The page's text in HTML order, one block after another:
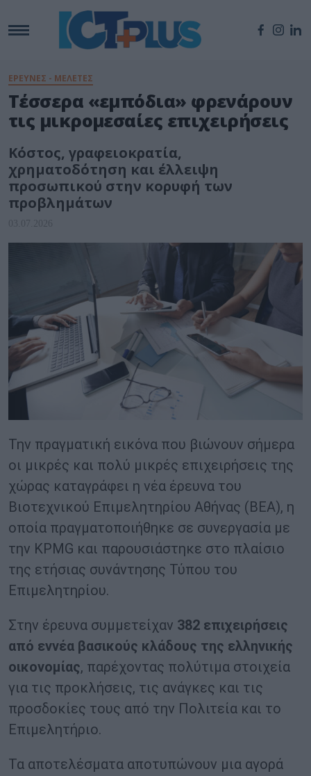
ΕΡΕΥΝΕΣ - ΜΕΛΕΤΕΣ
Τέσσερα «εμπόδια» φρενάρουν
τις μικρομεσαίες επιχειρήσεις
Κόστος, γραφειοκρατία,
χρηματοδότηση και έλλειψη
προσωπικού στην κορυφή των
προβλημάτων
03.07.2026
Την πραγματική εικόνα που βιώνουν σήμερα
οι μικρές και πολύ μικρές επιχειρήσεις της
χώρας καταγράφει η νέα έρευνα του
Βιοτεχνικού Επιμελητηρίου Αθήνας (ΒΕΑ), η
οποία πραγματοποιήθηκε σε συνεργασία με
την KPMG και παρουσιάστηκε στο πλαίσιο
της ετήσιας συνάντησης Τύπου του
Επιμελητηρίου.
Στην έρευνα συμμετείχαν 382 επιχειρήσεις
από εννέα βασικούς κλάδους της ελληνικής
οικονομίας, παρέχοντας πολύτιμα στοιχεία
για τις προκλήσεις, τις ανάγκες και τις
προσδοκίες τους από την Πολιτεία και το
Επιμελητήριο.
Τα αποτελέσματα αποτυπώνουν μια αγορά